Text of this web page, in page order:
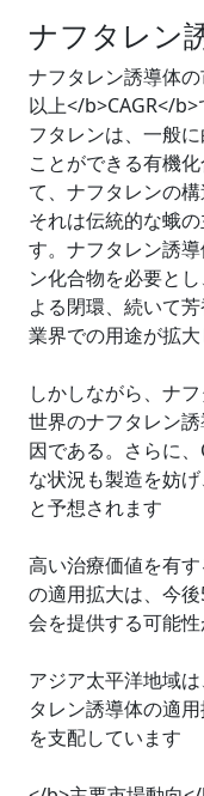
ナフタレン
ナフタレン誘導体
以上</b>CAGR</
フタレンは、一般
ことができる有機
て、ナフタレンの
それは伝統的な蛾
す。ナフタレン誘
ン化合物を必要と
よる閉環、続いて
業界での用途が拡
しかしながら、ナ
世界のナフタレン
因である。さらに
な状況も製造を妨
と予想されます
高い治療価値を有
の適用拡大は、今
会を提供する可能
アジア太平洋地域
タレン誘導体の適
を支配しています